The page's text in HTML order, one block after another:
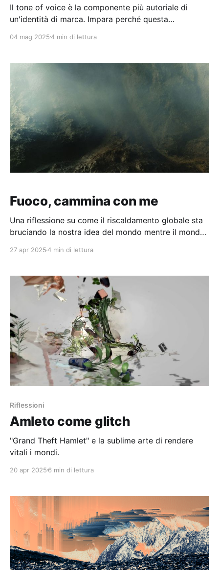
Il tone of voice è la componente più autoriale di
un'identità di marca. Impara perché questa
maneggiare.
04 mag 20254 min di lettura
Fuoco, cammina con me
Una riflessione su come il riscaldamento globale sta
bruciando la nostra idea del mondo mentre il mondo
27 apr 20254 min di lettura
Riflessioni
Amleto come glitch
"Grand Theft Hamlet" e la sublime arte di rendere
vitali i mondi.
20 apr 2025 6 min di lettura